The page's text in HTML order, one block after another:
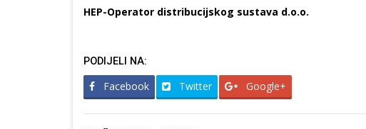
HEP-Operator distribucijskog sustava d.o.o.
PODIJELI NA:
Facebook Twitter Google+